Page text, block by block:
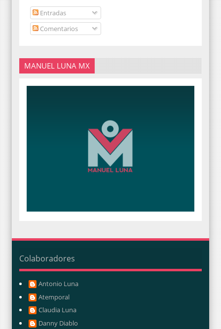
Entradas
Comentarios
MANUEL LUNA MX
Colaboradores
Antonio Luna
Atemporal
Claudia Luna
Danny Diablo